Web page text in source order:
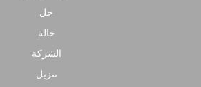
حل
حالة
الشركة
تنزيل